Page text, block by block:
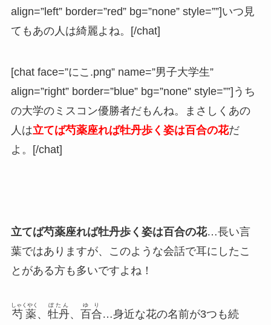
align=”left” border=”red” bg=”none” style=””]いつ見
てもあの人は綺麗よね。[/chat]
[chat face=”にこ.png” name=”男子大学生”
align=”right” border=”blue” bg=”none” style=””]うち
の大学のミスコン優勝者だもんね。まさしくあの
人は立てば芍薬座れば牡丹歩く姿は百合の花だ
よ。[/chat]
立てば芍薬座れば牡丹歩く姿は百合の花…長い言
葉ではありますが、このような会話で耳にしたこ
とがある方も多いですよね！
芍薬
しゃくやく
、 牡丹
ぼたん
、 百合
ゆり
…身近な花の名前が3つも続